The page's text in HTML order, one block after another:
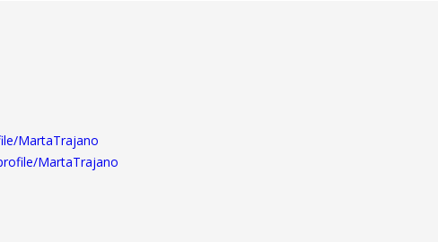
MartaTrajano
MartaTrajano